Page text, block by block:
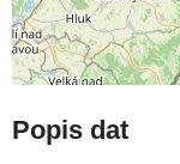
Popis dat